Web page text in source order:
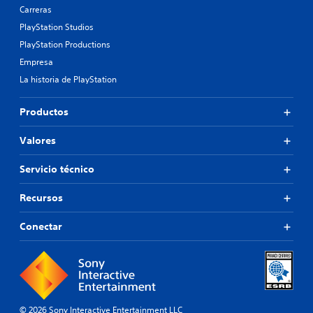
Carreras
PlayStation Studios
PlayStation Productions
Empresa
La historia de PlayStation
Productos
Valores
Servicio técnico
Recursos
Conectar
© 2026 Sony Interactive Entertainment LLC